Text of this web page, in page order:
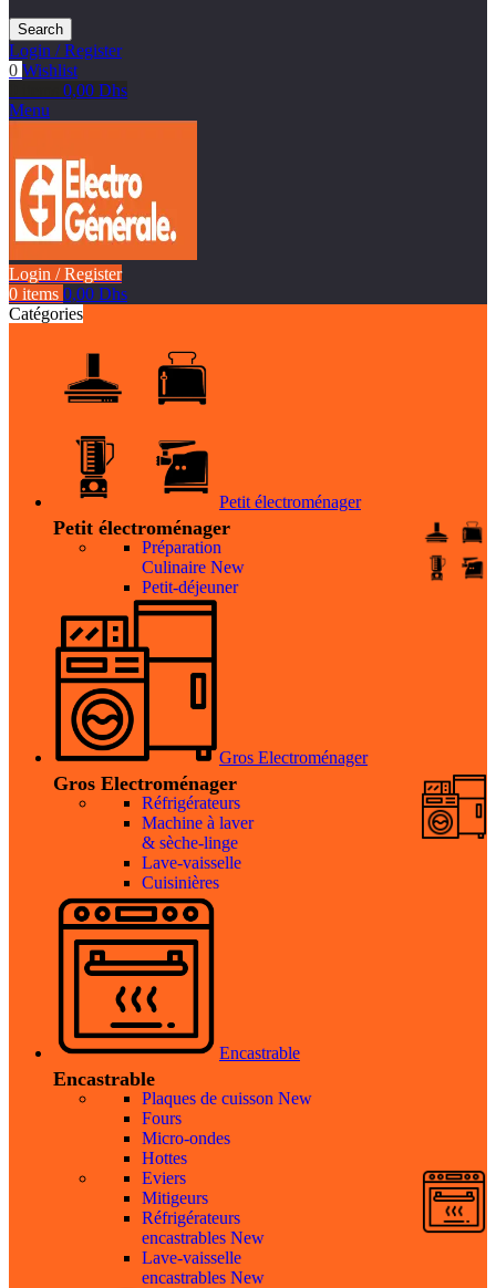
Search
Login / Register
0 Wishlist
0,00 Dhs
Menu
Login / Register
0 items 0,00 Dhs
Catégories
Petit électroménager
Petit électroménager
Préparation
Culinaire New
Petit-déjeuner
Gros Electroménager
Gros Electroménager
Réfrigérateurs
Machine à laver
& sèche-linge
Lave-vaisselle
Cuisinières
Encastrable
Encastrable
Plaques de cuisson New
Fours
Micro-ondes
Hottes
Eviers
Mitigeurs
Réfrigérateurs
encastrables New
Lave-vaisselle
encastrables New